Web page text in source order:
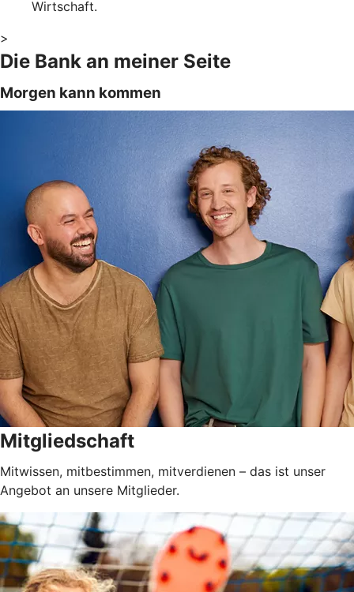
Wirtschaft.
>
Die Bank an meiner Seite
Morgen kann kommen
Mitgliedschaft
Mitwissen, mitbestimmen, mitverdienen – das ist unser
Angebot an unsere Mitglieder.